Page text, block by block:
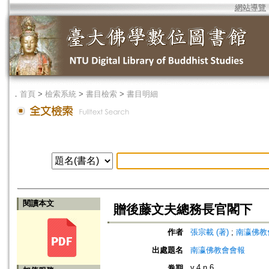
網站導覽
． 首頁 > 檢索系統 > 書目檢索 > 書目明細
閱讀本文 贈後藤文夫總務長官閣下
作者 張宗載 (著) ; 南瀛佛
出處題名
南瀛佛教會會報